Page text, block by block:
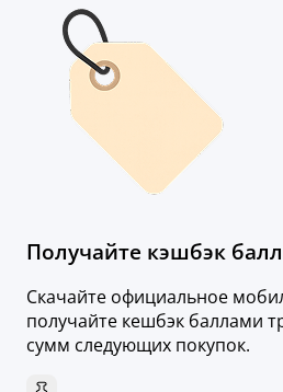
Получайте кэшбэк
Скачайте официальное
получайте кешбэк баллами
сумм следующих покупок.